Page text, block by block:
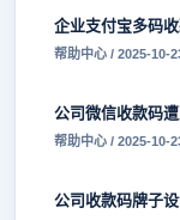
企业支付宝多码
帮助中心 / 2025-10-
公司微信收款码
帮助中心 / 2025-10-
公司收款码牌子